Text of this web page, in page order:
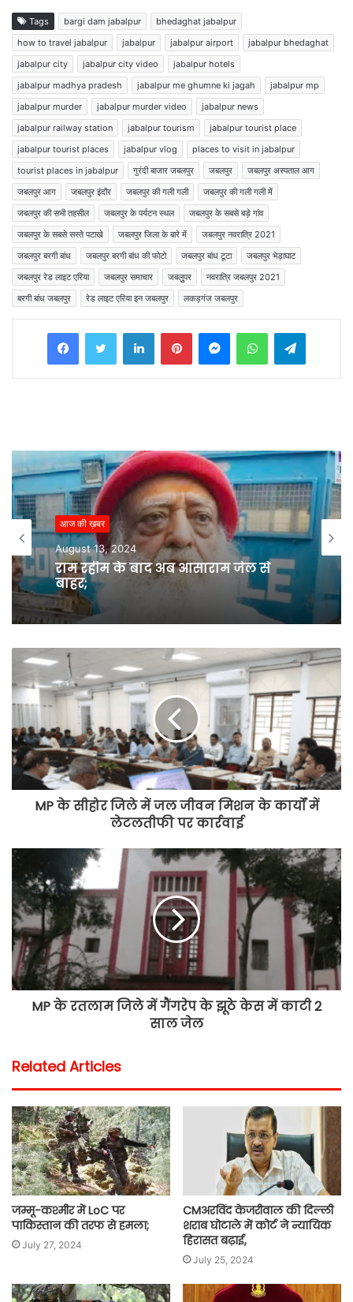
Tags bargi dam jabalpur
bhedaghat jabalpur
how to travel jabalpur
jabalpur jabalpur airport
jabalpur bhedaghat
jabalpur city
jabalpur city video
jabalpur hotels
jabalpur madhya pradesh
jabalpur me ghumne ki jagah
jabalpur mp
jabalpur murder
jabalpur murder video
jabalpur news
jabalpur railway station
jabalpur tourism
jabalpur tourist place
jabalpur tourist places
jabalpur vlog
places to visit in jabalpur
tourist places in jabalpur
गुरंदी बाजार जबलपुर जबलपुर
जबलपुर अस्पताल आग
जबलपुर आग
जबलपुर इंदौर जबलपुर की गली गली
जबलपुर की गली गली में
जबलपुर की सभी तहसील
जबलपुर के पर्यटन स्थल
जबलपुर के सबसे बड़े गांव
जबलपुर के सबसे सस्ते पटाखे
जबलपुर जिला के बारे में
जबलपुर नवरात्रि 2021
जबलपुर बरगी बांध
जबलपुर बरगी बांध की फोटो जबलपुर बांध टूटा
जबलपुर भेड़ाघाट
जबलपुर रेड लाइट एरिया
जबलपुर समाचार जबलुुपर
नवरात्रि जबलपुर 2021
बरगी बांध जबलपुर
रेड लाइट एरिया इन जबलपुर लकड़गंज जबलपुर
आज की ख़बर
August 13, 2024
राम रहीम के बाद अब आसाराम जेल से
बाहर;
MP के सीहोर जिले में जल जीवन मिशन के कार्यों में
लेटलतीफी पर कार्रवाई
MP के रतलाम जिले में गैंगरेप के झूठे केस में काटी 2
साल जेल
Related Articles
जम्मू-कश्मीर में LoC पर
पाकिस्तान की तरफ से हमला;
July 27, 2024
CMअरविंद केजरीवाल की दिल्ली
शराब घोटाले में कोर्ट ने न्यायिक
हिरासत बढ़ाई,
July 25, 2024